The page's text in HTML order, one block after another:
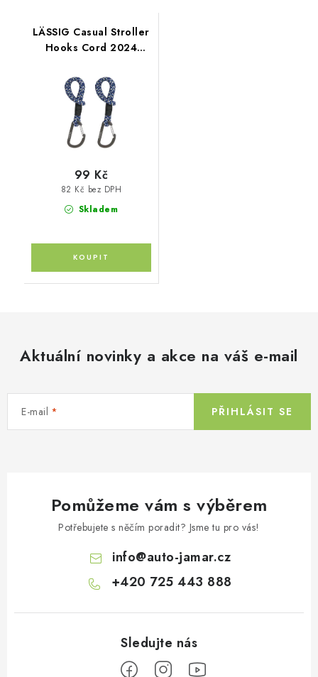
LÄSSIG Casual Stroller
Hooks Cord 2024
Skladem
82 Kč bez DPH
99 Kč
Aktuální novinky a akce na váš e-mail
E-mail PŘIHLÁSIT SE
Pomůžeme vám s výběrem
Potřebujete s něčím poradit? Jsme tu pro vás!
info@auto-jamar.cz
+420 725 443 888